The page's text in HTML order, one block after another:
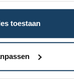
toestaan